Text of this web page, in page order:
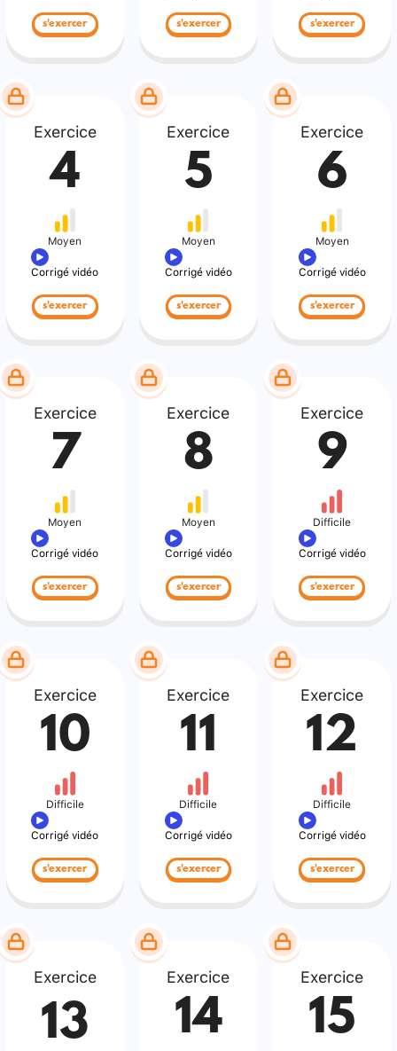
s'exercer s'exercer s'exercer
Exercice
4
Moyen
Corrigé vidéo
s'exercer
Exercice
5
Moyen
Corrigé vidéo
s'exercer
Exercice
6
Moyen
Corrigé vidéo
s'exercer
Exercice
7
Moyen
Corrigé vidéo
s'exercer
Exercice
8
Moyen
Corrigé vidéo
s'exercer
Exercice
9
Difficile
Corrigé vidéo
s'exercer
Exercice
10
Difficile
Corrigé vidéo
s'exercer
Exercice
11
Difficile
Corrigé vidéo
s'exercer
Exercice
12
Difficile
Corrigé vidéo
s'exercer
Exercice
13
Exercice
14
Exercice
15